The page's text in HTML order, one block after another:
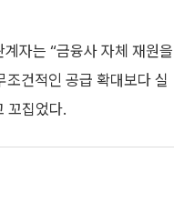
자는 “금융사 자체 재원을
조건적인 공급 확대보다 실
꼬집었다.